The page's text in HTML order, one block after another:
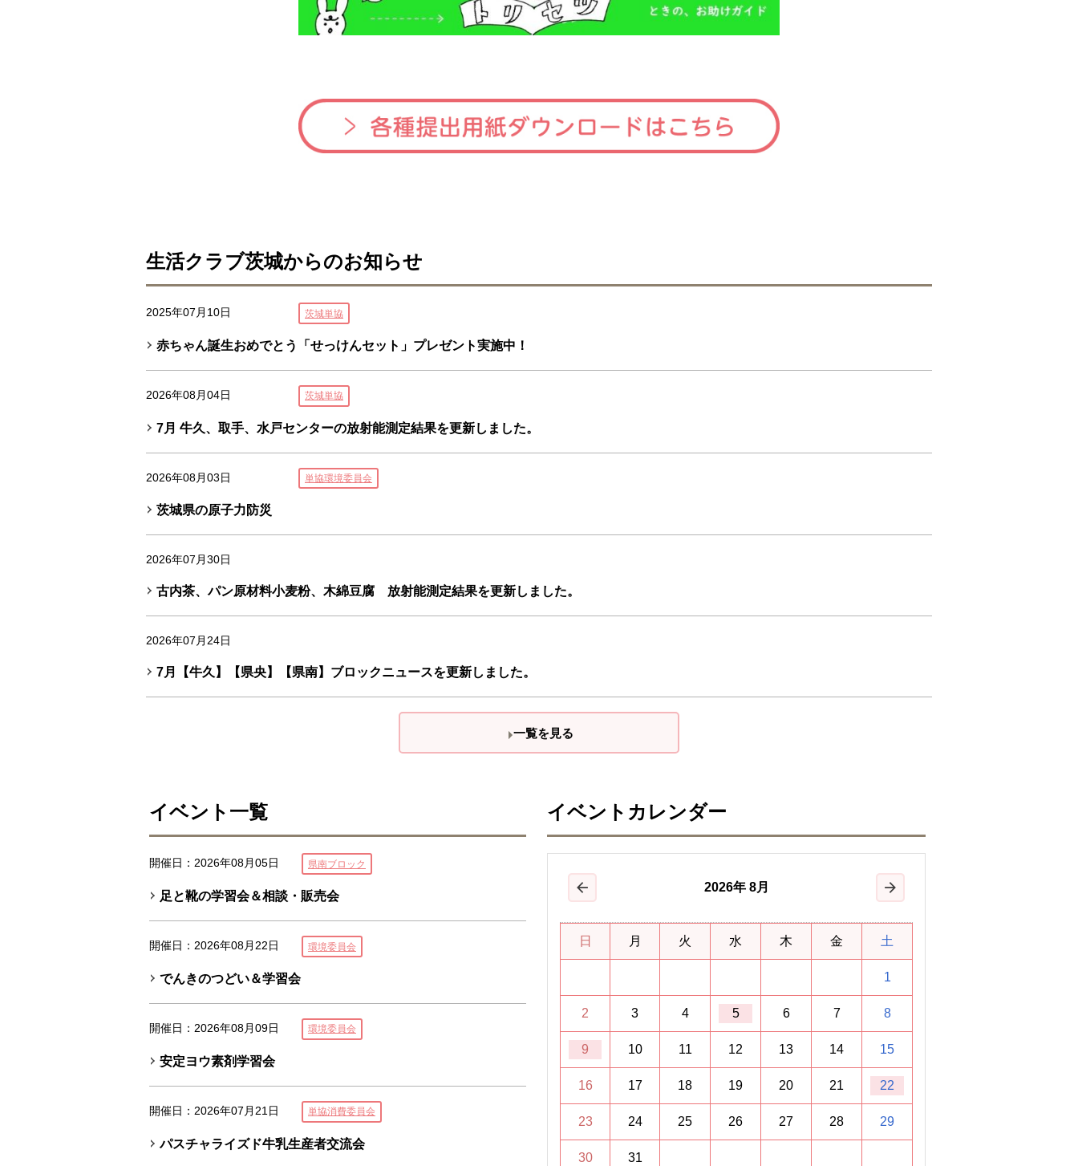
生活クラブ茨城からのお知らせ
2025年07月10日 茨城単協
赤ちゃん誕生おめでとう「せっけんセット」プレゼント実施中！
2026年08月04日 茨城単協
7月 牛久、取手、水戸センターの放射能測定結果を更新しました。
2026年08月03日 単協環境委員会
茨城県の原子力防災
2026年07月30日
古内茶、パン原材料小麦粉、木綿豆腐 放射能測定結果を更新しました。
2026年07月24日
7月【牛久】【県央】【県南】ブロックニュースを更新しました。
一覧を見る
イベント一覧
開催日：2026年08月05日 県南ブロック
足と靴の学習会＆相談・販売会
開催日：2026年08月22日 環境委員会
でんきのつどい＆学習会
開催日：2026年08月09日 環境委員会
安定ヨウ素剤学習会
開催日：2026年07月21日 単協消費委員会
パスチャライズド牛乳生産者交流会
イベントカレンダー
前の月 次の月
2026年 8月
日 月 火 水 木 金 土
1
2 3 4 5 6 7 8
9 10 11 12 13 14 15
16 17 18 19 20 21 22
23 24 25 26 27 28 29
30 31